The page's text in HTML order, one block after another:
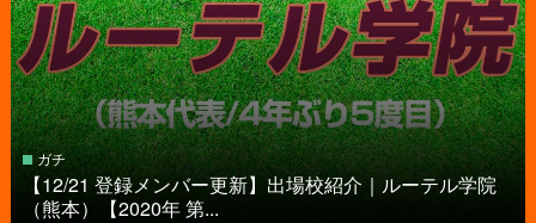
ガチ
【12/21 登録メンバー更新】出場校紹介｜ルーテル学院
（熊本）【2020年 第...